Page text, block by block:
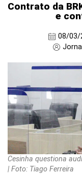
Contrato da
e
08/03/
Cesinha questiona
| Foto: Tiago Ferreira